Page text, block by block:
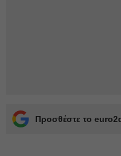
Προσθέστε το